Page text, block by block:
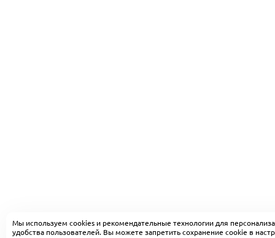
Мы используем cookies и рекомендательные технологии для
удобства пользователей. Вы можете запретить сохранение cookie в